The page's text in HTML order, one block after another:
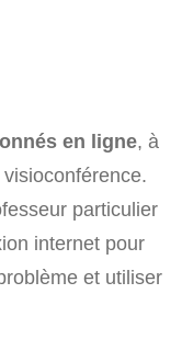
en ligne, à
visioconférence.
particulier
internet pour
et utiliser